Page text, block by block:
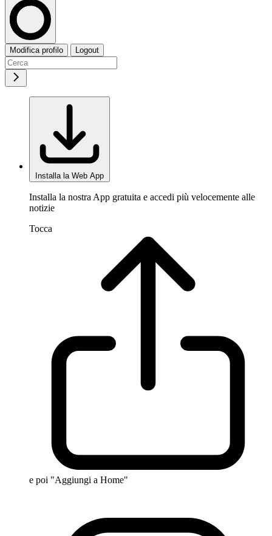
Modifica profilo Logout
Installa la Web App
Installa la nostra App gratuita e accedi più velocemente alle
notizie
Tocca
e poi "Aggiungi a Home"